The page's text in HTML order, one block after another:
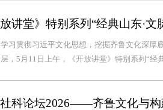
放讲堂》特别系列“经典山东·文
习贯彻习近平文化思想，挖掘齐鲁文化深厚
，5月11日上午，《开放讲堂》特别系列“经
科论坛2026——齐鲁文化与构